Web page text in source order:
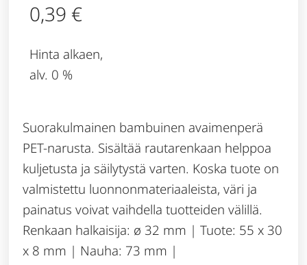
0,39 €
Hinta alkaen,
alv. 0 %
Suorakulmainen bambuinen avaimenperä
PET-narusta. Sisältää rautarenkaan helppoa
kuljetusta ja säilytystä varten. Koska tuote on
valmistettu luonnonmateriaaleista, väri ja
painatus voivat vaihdella tuotteiden välillä.
Renkaan halkaisija: ø 32 mm | Tuote: 55 x 30
x 8 mm | Nauha: 73 mm |